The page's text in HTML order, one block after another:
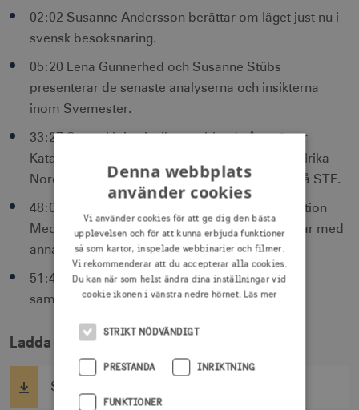
02:02 Susanne Andersson berättar om läget just nu i
svensk besöksnäring.
05:20 Lena Gunnerhed och Susanne Stübs
presenterar de senaste analyserna och insikterna
inom Svemester.
33:27 Samtal kring insikterna bland våra gäster
Katarina Bergstrand, VD på Sweden by Bike, Ulrika
Nordgren, Chef kommunikation & försäljning på STF.
48:00 Amjad Aloul, kommunikatör på Right Option
Media, berättar om arbetet att nå ut till svenskar med
annan etnisk bakgrund.
51:46 Svemester marknadskommunikation
sammanfattning av året.
Ladda ner:
Svemester: Analys & affärsmöjligheter
Denna webbplats
använder cookies
Vi använder cookies för att ge dig den bästa
upplevelsen och för att kunna erbjuda funktioner
så som kartor, inspelade webbinarier och filmer.
Vi rekommenderar att du accepterar alla cookies.
Du kan när som helst ändra dina inställningar vid
cookie ikonen i vänstra nedre hörnet. Läs mer
STRIKT NÖDVÄNDIGT
PRESTANDA INRIKTNING
FUNKTIONER